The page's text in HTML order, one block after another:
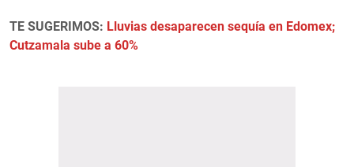
TE SUGERIMOS: Lluvias desaparecen sequía en Edomex;
Cutzamala sube a 60%